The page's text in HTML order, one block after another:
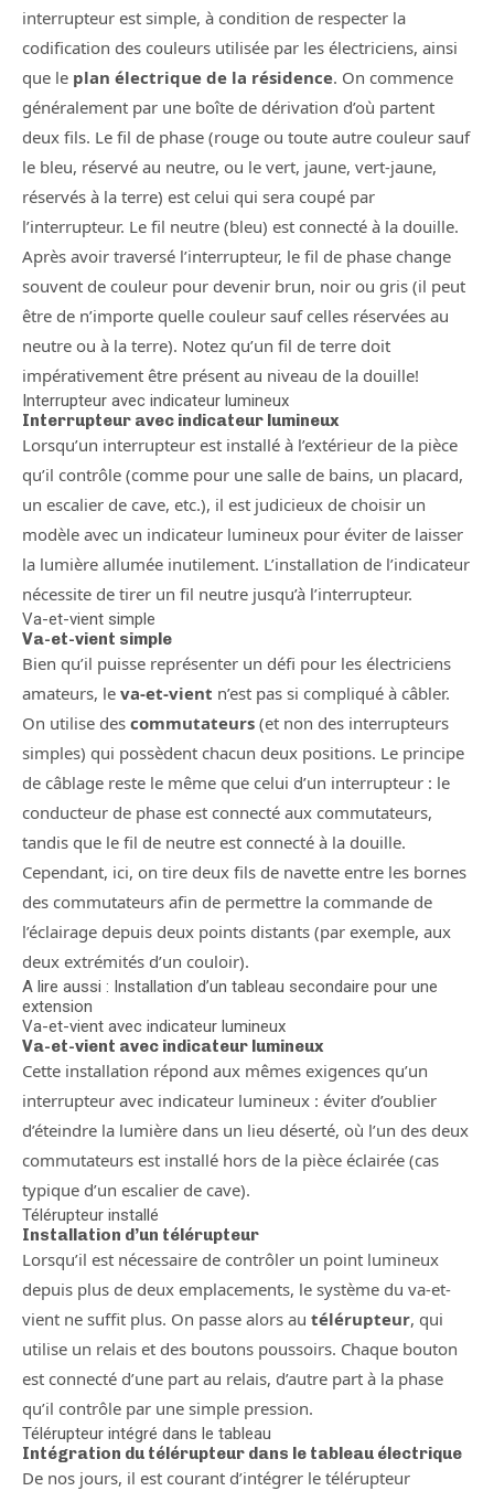
interrupteur est simple, à condition de respecter la
codification des couleurs utilisée par les électriciens, ainsi
que le plan électrique de la résidence. On commence
généralement par une boîte de dérivation d’où partent
deux fils. Le fil de phase (rouge ou toute autre couleur sauf
le bleu, réservé au neutre, ou le vert, jaune, vert-jaune,
réservés à la terre) est celui qui sera coupé par
l’interrupteur. Le fil neutre (bleu) est connecté à la douille.
Après avoir traversé l’interrupteur, le fil de phase change
souvent de couleur pour devenir brun, noir ou gris (il peut
être de n’importe quelle couleur sauf celles réservées au
neutre ou à la terre). Notez qu’un fil de terre doit
impérativement être présent au niveau de la douille!
Interrupteur avec indicateur lumineux
Interrupteur avec indicateur lumineux
Lorsqu’un interrupteur est installé à l’extérieur de la pièce
qu’il contrôle (comme pour une salle de bains, un placard,
un escalier de cave, etc.), il est judicieux de choisir un
modèle avec un indicateur lumineux pour éviter de laisser
la lumière allumée inutilement. L’installation de l’indicateur
nécessite de tirer un fil neutre jusqu’à l’interrupteur.
Va-et-vient simple
Va-et-vient simple
Bien qu’il puisse représenter un défi pour les électriciens
amateurs, le va-et-vient n’est pas si compliqué à câbler.
On utilise des commutateurs (et non des interrupteurs
simples) qui possèdent chacun deux positions. Le principe
de câblage reste le même que celui d’un interrupteur : le
conducteur de phase est connecté aux commutateurs,
tandis que le fil de neutre est connecté à la douille.
Cependant, ici, on tire deux fils de navette entre les bornes
des commutateurs afin de permettre la commande de
l’éclairage depuis deux points distants (par exemple, aux
deux extrémités d’un couloir).
A lire aussi : Installation d’un tableau secondaire pour une
extension
Va-et-vient avec indicateur lumineux
Va-et-vient avec indicateur lumineux
Cette installation répond aux mêmes exigences qu’un
interrupteur avec indicateur lumineux : éviter d’oublier
d’éteindre la lumière dans un lieu déserté, où l’un des deux
commutateurs est installé hors de la pièce éclairée (cas
typique d’un escalier de cave).
Télérupteur installé
Installation d’un télérupteur
Lorsqu’il est nécessaire de contrôler un point lumineux
depuis plus de deux emplacements, le système du va-et-
vient ne suffit plus. On passe alors au télérupteur, qui
utilise un relais et des boutons poussoirs. Chaque bouton
est connecté d’une part au relais, d’autre part à la phase
qu’il contrôle par une simple pression.
Télérupteur intégré dans le tableau
Intégration du télérupteur dans le tableau électrique
De nos jours, il est courant d’intégrer le télérupteur